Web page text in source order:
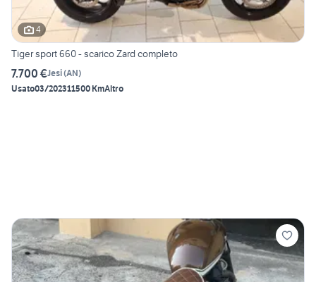
4
Tiger sport 660 - scarico Zard completo
7.700 €Jesi(AN)
Usato03/202311500 KmAltro